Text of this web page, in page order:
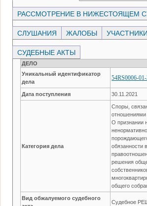
РАССМОТРЕНИЕ В НИЖЕСТОЯЩЕМ
СЛУШАНИЯ ЖАЛОБЫ УЧАСТНИКИ
СУДЕБНЫЕ АКТЫ
ДЕЛО
Уникальный идентификатор
дела
54RS0006-
Дата поступления 30.11.2021
Категория дела
Споры,
О признании
обязанности
решения
общего
Вид обжалуемого судебного
Судебное